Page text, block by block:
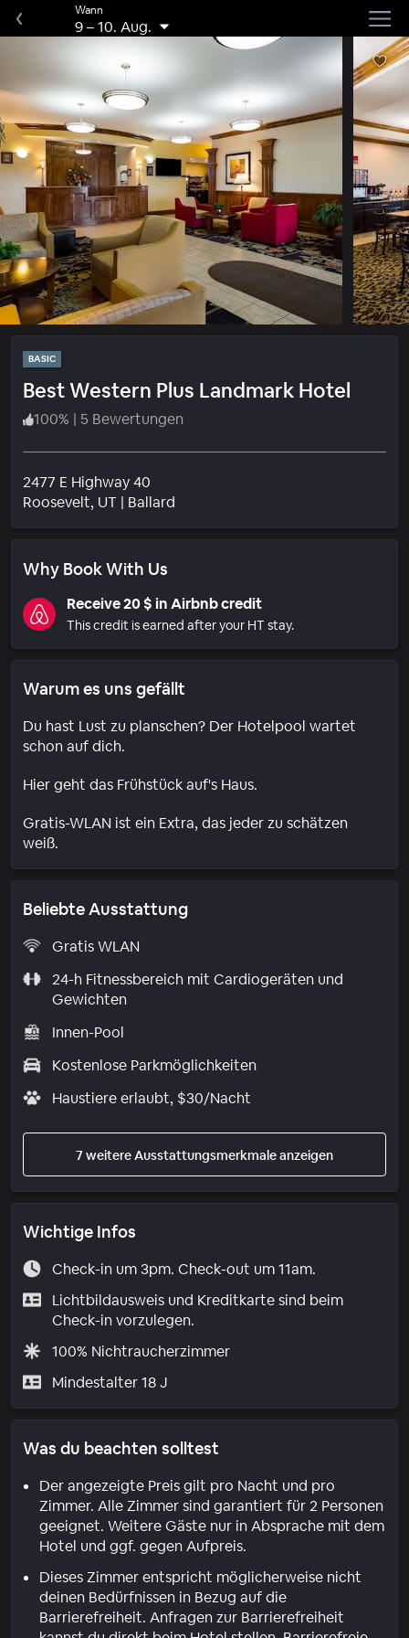
Wann
9–10. Aug.
BASIC
Best Western Plus Landmark Hotel
100% | 5 Bewertungen
2477 E Highway 40
Roosevelt, UT | Ballard
Why Book With Us
Receive 20 $ in Airbnb credit
This credit is earned after your HT stay.
Warum es uns gefällt
Du hast Lust zu planschen? Der Hotelpool wartet
schon auf dich.
Hier geht das Frühstück auf's Haus.
Gratis-WLAN ist ein Extra, das jeder zu schätzen
weiß.
Beliebte Ausstattung
Gratis WLAN
24-h Fitnessbereich mit Cardiogeräten und
Gewichten
Innen-Pool
Kostenlose Parkmöglichkeiten
Haustiere erlaubt, $30/Nacht
7 weitere Ausstattungsmerkmale anzeigen
Wichtige Infos
Check-in um 3pm. Check-out um 11am.
Lichtbildausweis und Kreditkarte sind beim
Check-in vorzulegen.
100% Nichtraucherzimmer
Mindestalter 18 J
Was du beachten solltest
Der angezeigte Preis gilt pro Nacht und pro
Zimmer. Alle Zimmer sind garantiert für 2 Personen
geeignet. Weitere Gäste nur in Absprache mit dem
Hotel und ggf. gegen Aufpreis.
Dieses Zimmer entspricht möglicherweise nicht
deinen Bedürfnissen in Bezug auf die
Barrierefreiheit. Anfragen zur Barrierefreiheit